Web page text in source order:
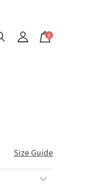
0
Size Guide